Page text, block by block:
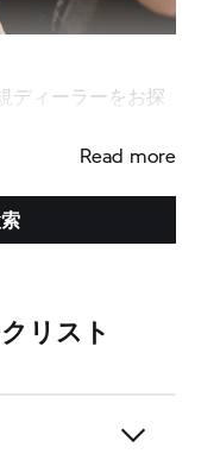
ディーラーをお探
Read more
リスト